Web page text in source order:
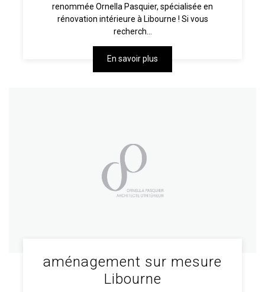
renommée Ornella Pasquier, spécialisée en
rénovation intérieure à Libourne ! Si vous
recherch...
En savoir plus
aménagement sur mesure
Libourne